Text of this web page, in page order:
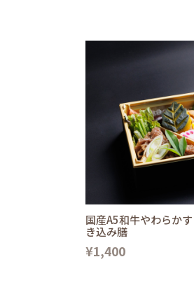
国産A5和牛やわらか
き込み膳
¥1,400